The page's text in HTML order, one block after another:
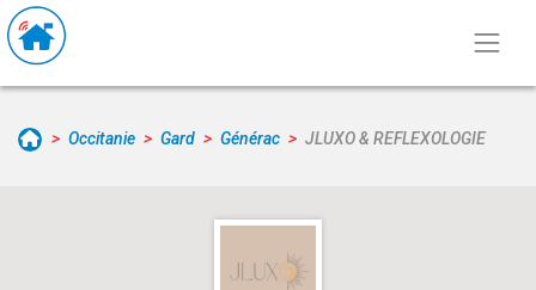
Occitanie Gard Générac JLUXO & REFLEXOLOGIE